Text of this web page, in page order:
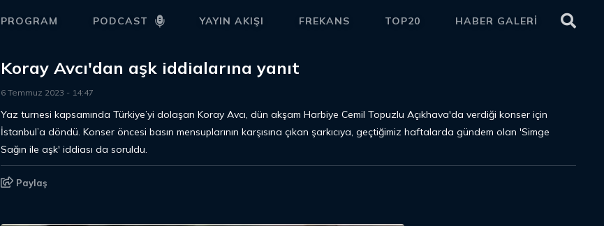
PROGRAM PODCAST YAYIN AKIŞI FREKANS TOP20 HABER GALERİ
Koray Avcı'dan aşk iddialarına yanıt
6 Temmuz 2023 - 14:47
Yaz turnesi kapsamında Türkiye’yi dolaşan Koray Avcı, dün akşam Harbiye Cemil Topuzlu Açıkhava'da verdiği konser için
İstanbul’a döndü. Konser öncesi basın mensuplarının karşısına çıkan şarkıcıya, geçtiğimiz haftalarda gündem olan 'Simge
Sağın ile aşk' iddiası da soruldu.
Paylaş